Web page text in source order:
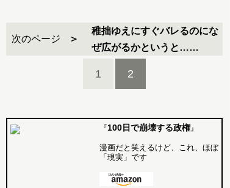
次のページ
稚拙ゆえにすぐバレるのにな
ぜ広がるかというと……
1 2
『100日で崩壊する政権』
漫画だと笑えるけど、これ、ほぼ
「現実」です